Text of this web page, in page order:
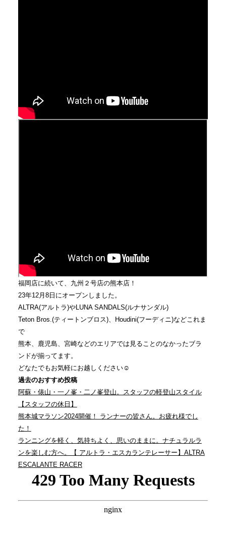
福岡店に続いて、九州２号店の熊本店！
23年12月8日にオープンしました。
ALTRA(アルトラ)やLUNA SANDALS(ルナサンダル)
Teton Bros.(ティートンブロス)、Houdini(フーディニ)などこれま
で
熊本、鹿児島、宮崎などのエリアでは見ることのなかったブラ
ンドが揃ってます。
どなたでもお気軽にお越しください☺️
過去のおすすめ投稿
阿蘇・俵山・一ノ峯・二ノ峯登山。スタッフの軽登山スタイル
【スタッフの休日】
熊本城マラソン2024開催！ ランナーの皆さん。お疲れ様でし
た！
ランニングを軽く、気持ちよく、思いのままに。ナチュラルラ
ンを楽しむ方へ。【 アルトラ・エスカランテレーサー】ALTRA
ESCALANTE RACER